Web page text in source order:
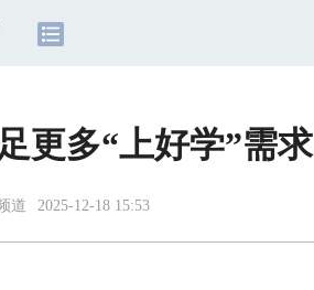
更多“上好学”需求
道 2025-12-18 15:53